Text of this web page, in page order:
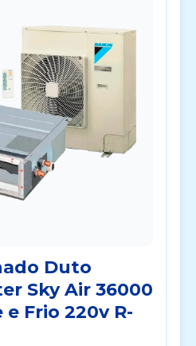
Duto
Sky Air 36000
Frio 220v R-